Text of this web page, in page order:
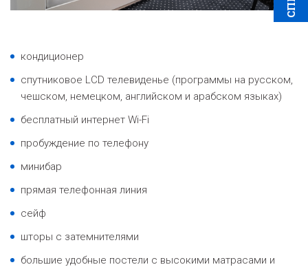
кондиционер
спутниковое LCD телевиденье (программы на русском,
чешском, немецком, английском и арабском языках)
бесплатный интернет Wi-Fi
пробуждение по телефону
минибар
прямая телефонная линия
сейф
шторы с затемнителями
большие удобные постели с высокими матрасами и